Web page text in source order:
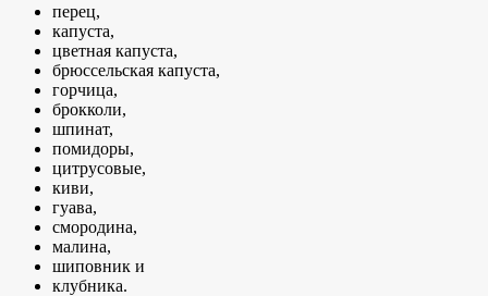
перец,
капуста,
цветная капуста,
брюссельская капуста,
горчица,
брокколи,
шпинат,
помидоры,
цитрусовые,
киви,
гуава,
смородина,
малина,
шиповник и
клубника.